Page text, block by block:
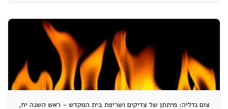
צום גדליה: מיתתן של צדיקים ושריפת בית המקדש - ראש השנה יח,